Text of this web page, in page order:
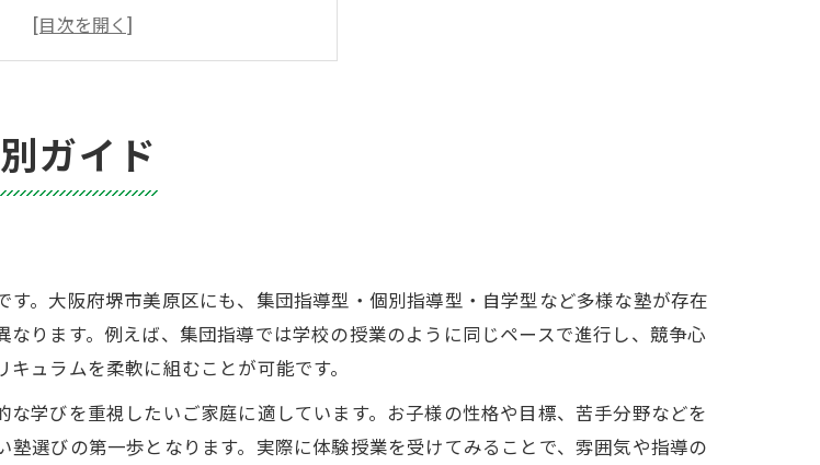
が向いている子どもの傾向
塾のアクセスや立地の見極め方
別に合う塾選びの秘訣
力別に最適な塾の選び方
科目を克服するサポート体制
子どものやる気を引き出す工夫
が美原区でおすすめか徹底検証
学習法の違いを比較する
から見る塾と公文の選び方
ガイド
。大阪府堺市美原区にも、集団指導型・個別指導型・自学型など多様な塾が存在
ります。例えば、集団指導では学校の授業のように同じペースで進行し、競争心
ュラムを柔軟に組むことが可能です。
学びを重視したいご家庭に適しています。お子様の性格や目標、苦手分野などを
選びの第一歩となります。実際に体験授業を受けてみることで、雰囲気や指導の